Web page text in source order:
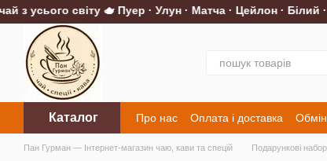
Перейти до основного контенту
усього світу 🫖 Пуер · Улун · Матча · Цейлон · Білий ·
Каталог Про нас Оплата і доставка
Контакти
Пан Гурман — Інтернет-магазин чаю, кави та спецій Подарункові